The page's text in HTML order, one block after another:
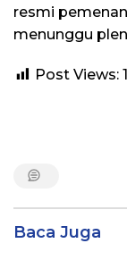
resmi
menunggu
Post Views:
Baca Juga